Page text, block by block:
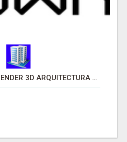
TOWN VISUALS - RENDER 3D ARQUITECTURA MADRID